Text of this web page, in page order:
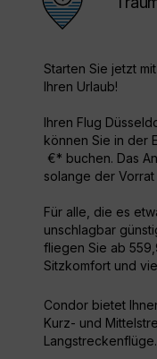
Starten Sie jetzt
Ihren Urlaub!
Ihren Flug
können Sie in der
€* buchen. Das
solange der Vorrat
Für alle, die es
unschlagbar
fliegen Sie ab
Sitzkomfort und
Condor bietet
Kurz- und
Langstreckenflüge.